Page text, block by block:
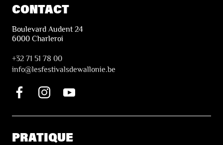
CONTACT
Boulevard Audent 24
6000 Charleroi
+32 71 51 78 00
info@lesfestivalsdewallonie.be
PRATIQUE